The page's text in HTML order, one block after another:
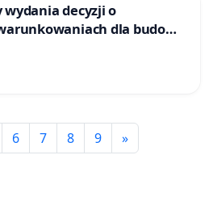
decyzji o
dla budowy
biometanu „Krynki” w
oraz ochrony
Knyszyńskiej
6 7 8 9 »